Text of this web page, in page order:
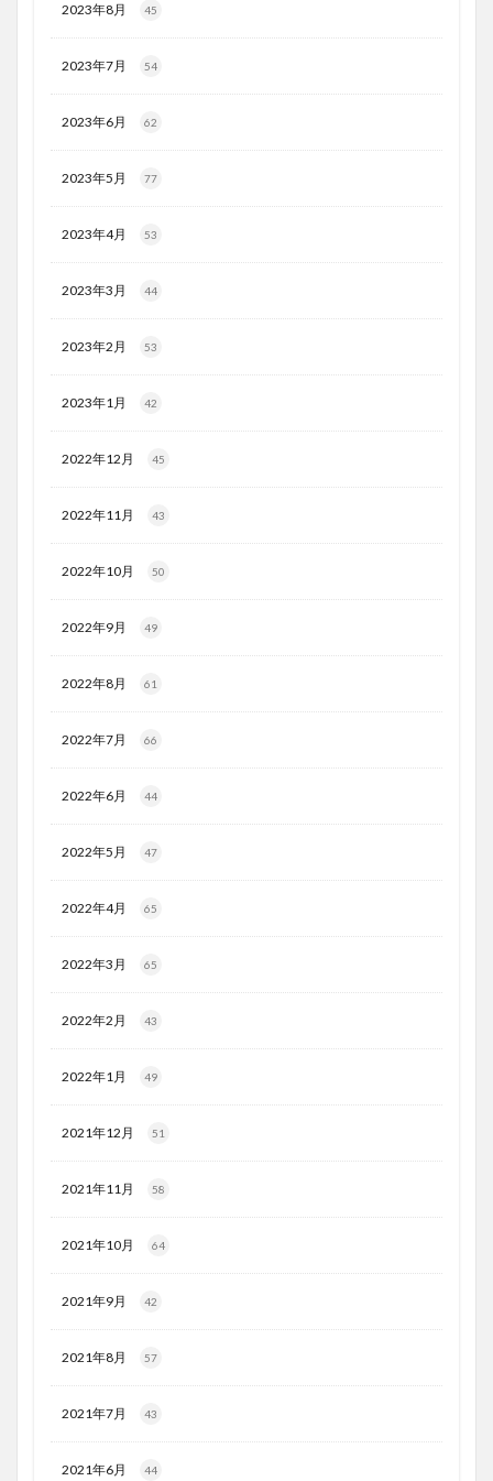
2023年8月 45
2023年7月 54
2023年6月 62
2023年5月 77
2023年4月 53
2023年3月 44
2023年2月 53
2023年1月 42
2022年12月 45
2022年11月 43
2022年10月 50
2022年9月 49
2022年8月 61
2022年7月 66
2022年6月 44
2022年5月 47
2022年4月 65
2022年3月 65
2022年2月 43
2022年1月 49
2021年12月 51
2021年11月 58
2021年10月 64
2021年9月 42
2021年8月 57
2021年7月 43
2021年6月 44